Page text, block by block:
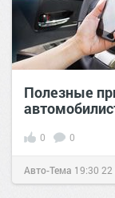
Полезные
0 0
Авто-Тема 19:30 22